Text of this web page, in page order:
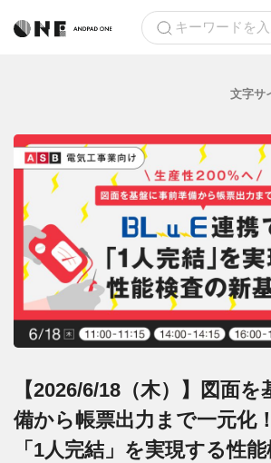
文字サ
【2026/6/18（木）】図面
備から帳票出力まで一元化
「1人完結」を実現する性